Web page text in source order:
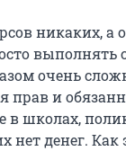
никаких, а
выполнять
очень
прав и
в школах,
нет денег. Как